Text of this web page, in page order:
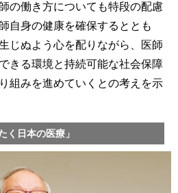
の働き方についても特段の配慮
自身の健康を確保するととも
じぬよう心を配りながら、医師
きる環境と持続可能な社会保障
組みを進めていくとの考えを示
日本の医療」